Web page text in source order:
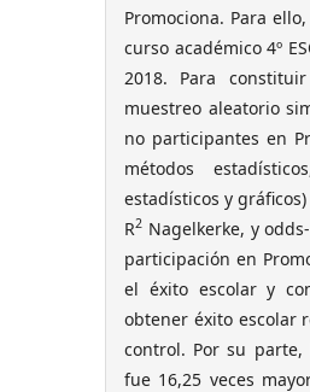
Promociona. Para
curso académico 4º
2018. Para
muestreo aleatorio
no participantes en
métodos
estadísticos y
R2 Nagelkerke, y
participación en
el éxito escolar y
obtener éxito escolar
control. Por su
fue 16,25 veces